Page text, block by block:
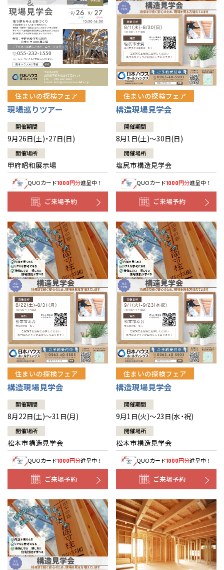
住まいの探検フェア
現場巡りツアー
開催期間
9月26日(土)・27日(日)
開催場所
甲府昭和展示場
QUOカード1000円分進呈中！
ご来場予約
住まいの探検フェア
構造現場見学会
開催期間
8月1日(土)～30日(日)
開催場所
塩尻市構造見学会
QUOカード1000円分進呈中！
ご来場予約
住まいの探検フェア
構造現場見学会
開催期間
8月22日(土)～31日(月)
開催場所
松本市構造見学会
QUOカード1000円分進呈中！
ご来場予約
住まいの探検フェア
構造現場見学会
開催期間
9月1日(火)～23日(水・祝)
開催場所
松本市構造見学会
QUOカード1000円分進呈中！
ご来場予約